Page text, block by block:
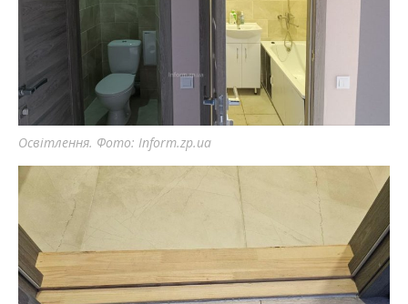
Освітлення. Фото: Inform.zp.ua